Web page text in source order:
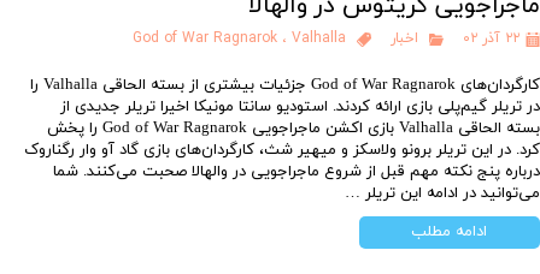
۲۲ آذر ۰۲ اخبار God of War Ragnarok ، Valhalla
کارگردان‌های God of War Ragnarok جزئیات بیشتری از بسته الحاقی Valhalla را
در تریلر گیم‌پلی بازی ارائه کردند. استودیو سانتا مونیکا اخیرا تریلر جدیدی از
بسته الحاقی Valhalla بازی اکشن ماجراجویی God of War Ragnarok را پخش
کرد. در این تریلر برونو ولاسکز و میهیر شث، کارگردان‌های بازی گاد آو وار رگناروک
درباره پنج نکته مهم قبل از شروع ماجراجویی در والهالا صحبت می‌کنند. شما
می‌توانید در ادامه این تریلر …
ادامه مطلب